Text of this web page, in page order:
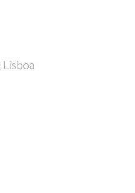
Lisboa